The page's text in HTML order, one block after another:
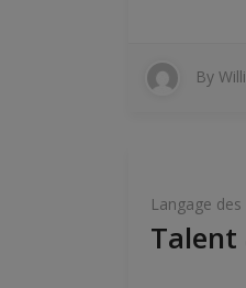
By
Langage
Talent